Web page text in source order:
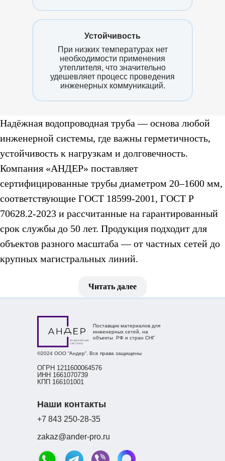
Устойчивость
При низких температурах нет
необходимости применения
утеплителя, что значительно
удешевляет процесс проведения
инженерных коммуникаций.
Надёжная водопроводная труба — основа любой
инженерной системы, где важны герметичность,
устойчивость к нагрузкам и долговечность.
Компания «АНДЕР» поставляет
сертифицированные трубы диаметром 20–1600 мм,
соответствующие ГОСТ 18599-2001, ГОСТ Р
70628.2-2023 и рассчитанные на гарантированный
срок службы до 50 лет. Продукция подходит для
объектов разного масштаба — от частных сетей до
крупных магистральных линий.
Модельный ряд
водопроводных труб
от компании
«АНДЕР»
параметрами давления и толщины стенки. В
каталоге представлены решения классов SDR7,4,
SDR9, SDR11, SDR13,6, SDR17, SDR17,6, SDR21,
SDR26 и SDR33. Такой модельный ряд позволяет
Читать далее
ОГРН 1211600064576
ИНН 1661070739
КПП 166101001
©2024 ООО “Андер”. Все права защищены
Поставщик материалов для
инженерных сетей, на
объекты РФ и стран СНГ
+7 843 250-28-35
Наши контакты
zakaz@ander-pro.ru
Продукция
Главная